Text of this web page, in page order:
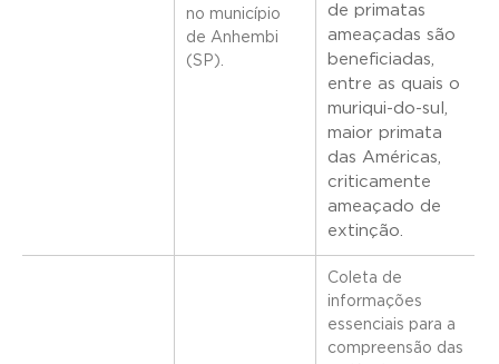
no município
de Anhembi
(SP).
de primatas
ameaçadas são
beneficiadas,
entre as quais o
muriqui-do-sul,
maior primata
das Américas,
criticamente
ameaçado de
extinção.
Coleta de
informações
essenciais para a
compreensão das